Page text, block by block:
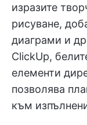
изразите
рисуване,
диаграми и
ClickUp,
елементи
позволява
към